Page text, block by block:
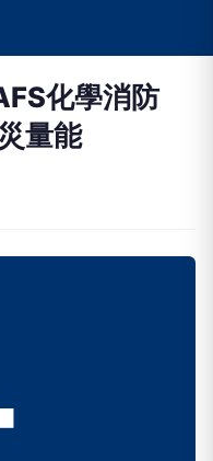
化學消防
量能